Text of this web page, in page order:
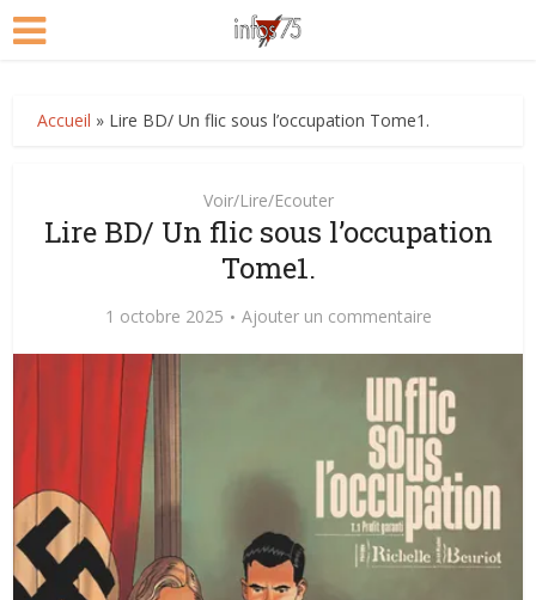
Accueil » Lire BD/ Un flic sous l’occupation Tome1.
Voir/Lire/Ecouter
Lire BD/ Un flic sous l’occupation
Tome1.
1 octobre 2025 Ajouter un commentaire